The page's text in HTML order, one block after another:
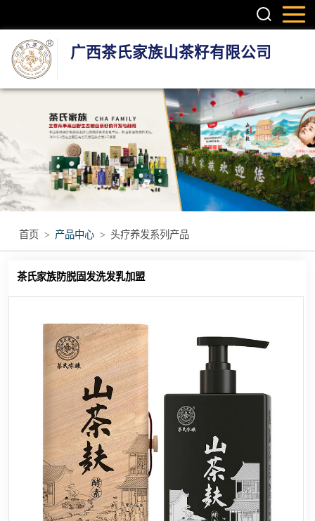
广西茶氏家族山茶籽有限公司
首页 > 产品中心 > 头疗养发系列产品
茶氏家族防脱固发洗发乳加盟
护肤系列产品
疼痛调理产品
无烟艾灸产品
瑶浴瑶茶产品